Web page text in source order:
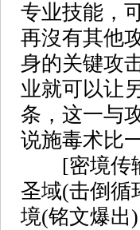
专业技能，
再沒有其他
身的关键攻
业就可以让
条，这一与
说施毒术比
[密境传输]
圣域(击倒循
境(铭文爆出